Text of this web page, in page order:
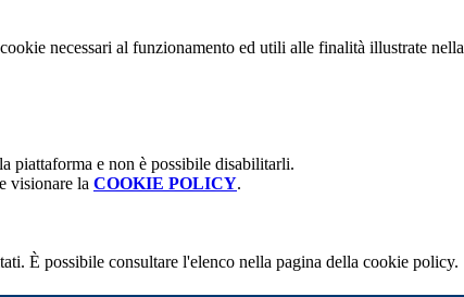
necessari al funzionamento ed utili alle finalità illustrate nella
piattaforma e non è possibile disabilitarli.
visionare la COOKIE POLICY.
È possibile consultare l'elenco nella pagina della cookie policy.